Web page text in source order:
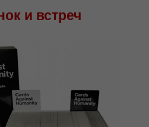
и встреч